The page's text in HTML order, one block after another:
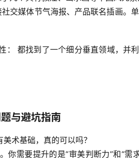
社交媒体节气海报、产品联名插画。
： 都找到了一个细分垂直领域，并
与避坑指南
美术基础，真的可以吗？
你需要提升的是“审美判断力”和“